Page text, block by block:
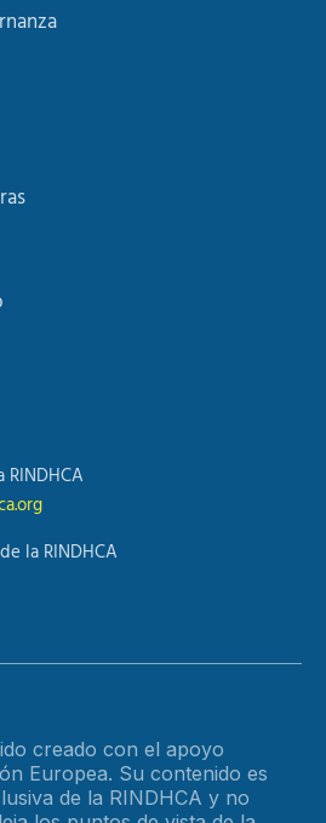
la RINDHCA
creado con el apoyo
Europea. Su contenido es
de la RINDHCA y no